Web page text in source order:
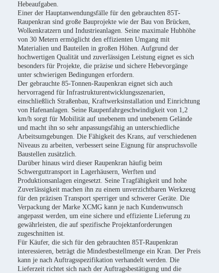
Hebeaufgaben.
Einer der Hauptanwendungsfälle für den gebrauchten 85T-
Raupenkran sind große Bauprojekte wie der Bau von Brücken,
Wolkenkratzern und Industrieanlagen. Seine maximale Hubhöhe
von 30 Metern ermöglicht den effizienten Umgang mit
Materialien und Bauteilen in großen Höhen. Aufgrund der
hochwertigen Qualität und zuverlässigen Leistung eignet es sich
besonders für Projekte, die präzise und sichere Hebevorgänge
unter schwierigen Bedingungen erfordern.
Der gebrauchte 85-Tonnen-Raupenkran eignet sich auch
hervorragend für Infrastrukturentwicklungsszenarien,
einschließlich Straßenbau, Kraftwerksinstallation und Einrichtung
von Hafenanlagen. Seine Raupenfahrgeschwindigkeit von 1,2
km/h sorgt für Mobilität auf unebenem und unebenem Gelände
und macht ihn so sehr anpassungsfähig an unterschiedliche
Arbeitsumgebungen. Die Fähigkeit des Krans, auf verschiedenen
Niveaus zu arbeiten, verbessert seine Eignung für anspruchsvolle
Baustellen zusätzlich.
Darüber hinaus wird dieser Raupenkran häufig beim
Schwerguttransport in Lagerhäusern, Werften und
Produktionsanlagen eingesetzt. Seine Tragfähigkeit und hohe
Zuverlässigkeit machen ihn zu einem unverzichtbaren Werkzeug
für den präzisen Transport sperriger und schwerer Geräte. Die
Verpackung der Marke XCMG kann je nach Kundenwunsch
angepasst werden, um eine sichere und effiziente Lieferung zu
gewährleisten, die auf spezifische Projektanforderungen
zugeschnitten ist.
Für Käufer, die sich für den gebrauchten 85T-Raupenkran
interessieren, beträgt die Mindestbestellmenge ein Kran. Der Preis
kann je nach Auftragsspezifikation verhandelt werden. Die
Lieferzeit richtet sich nach der Auftragsbestätigung und die